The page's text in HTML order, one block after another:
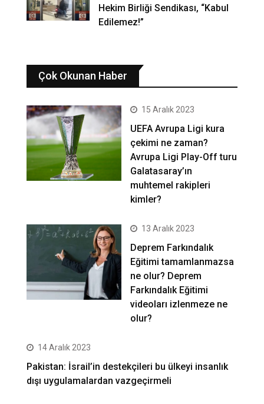
Hekim Birliği Sendikası, “Kabul
Edilemez!”
Çok Okunan Haber
15 Aralık 2023
UEFA Avrupa Ligi kura
çekimi ne zaman?
Avrupa Ligi Play-Off turu
Galatasaray’ın
muhtemel rakipleri
kimler?
13 Aralık 2023
Deprem Farkındalık
Eğitimi tamamlanmazsa
ne olur? Deprem
Farkındalık Eğitimi
videoları izlenmeze ne
olur?
14 Aralık 2023
Pakistan: İsrail’in destekçileri bu ülkeyi insanlık
dışı uygulamalardan vazgeçirmeli